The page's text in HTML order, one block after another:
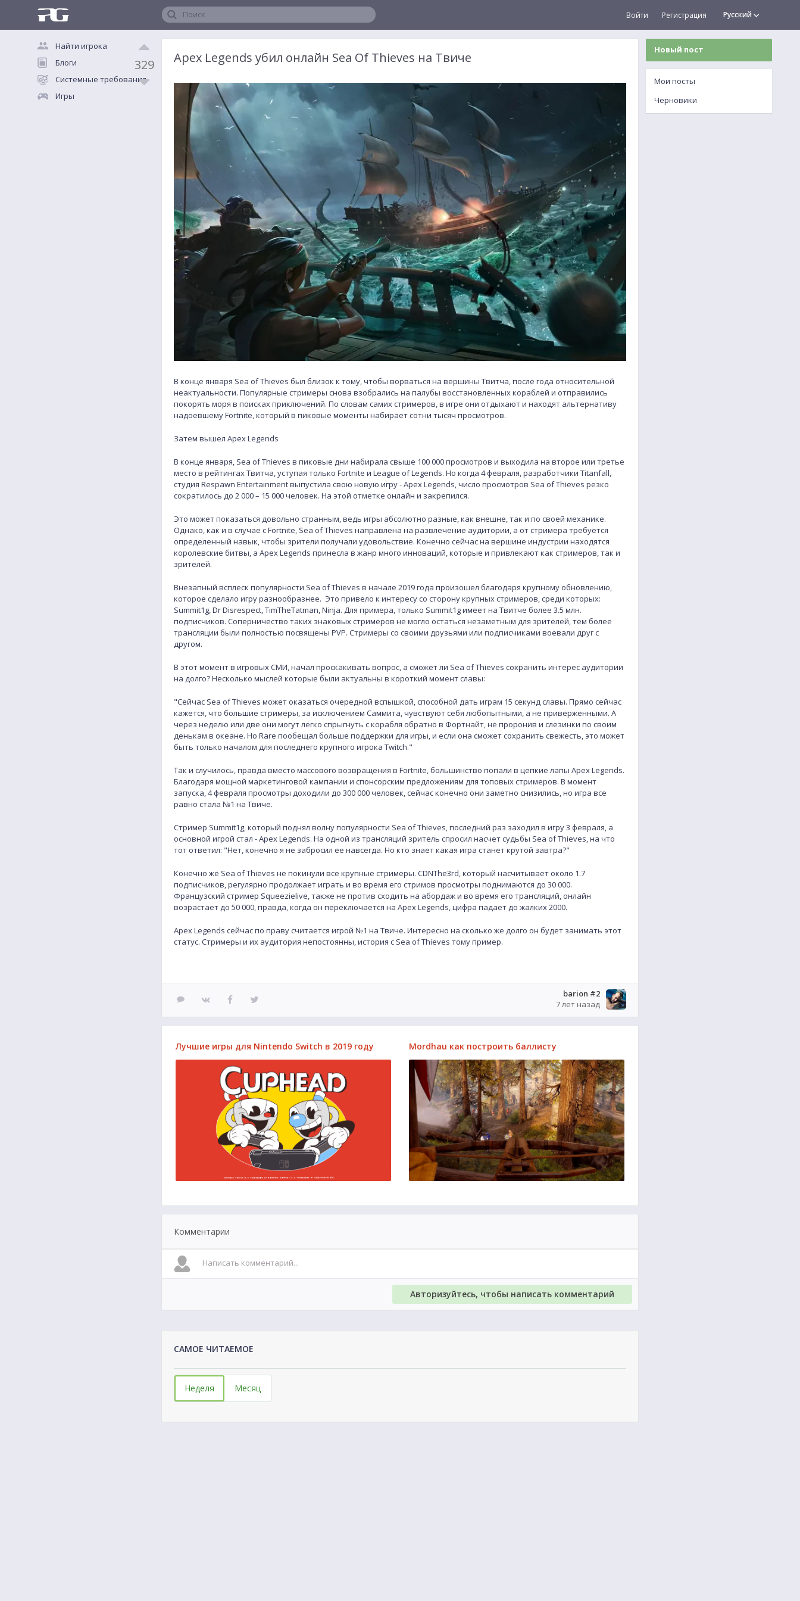
Поиск Русский
Войти Регистрация
Найти игрока
Блоги
Системные требования
Игры
329 Apex Legends убил онлайн Sea Of Thieves на Твиче
В конце января Sea of Thieves был близок к тому, чтобы ворваться на вершины Твитча, после года относительной
неактуальности. Популярные стримеры снова взобрались на палубы восстановленных кораблей и отправились
покорять моря в поисках приключений. По словам самих стримеров, в игре они отдыхают и находят альтернативу
надоевшему Fortnite, который в пиковые моменты набирает сотни тысяч просмотров.
Затем вышел Apex Legends
В конце января, Sea of Thieves в пиковые дни набирала свыше 100 000 просмотров и выходила на второе или третье
место в рейтингах Твитча, уступая только Fortnite и League of Legends. Но когда 4 февраля, разработчики Titanfall,
студия Respawn Entertainment выпустила свою новую игру - Apex Legends, число просмотров Sea of Thieves резко
сократилось до 2 000 – 15 000 человек. На этой отметке онлайн и закрепился.
Это может показаться довольно странным, ведь игры абсолютно разные, как внешне, так и по своей механике.
Однако, как и в случае с Fortnite, Sea of Thieves направлена на развлечение аудитории, а от стримера требуется
определенный навык, чтобы зрители получали удовольствие. Конечно сейчас на вершине индустрии находятся
королевские битвы, а Apex Legends принесла в жанр много инноваций, которые и привлекают как стримеров, так и
зрителей.
Внезапный всплеск популярности Sea of Thieves в начале 2019 года произошел благодаря крупному обновлению,
которое сделало игру разнообразнее. Это привело к интересу со сторону крупных стримеров, среди которых:
Summit1g, Dr Disrespect, TimTheTatman, Ninja. Для примера, только Summit1g имеет на Твитче более 3.5 млн.
подписчиков. Соперничество таких знаковых стримеров не могло остаться незаметным для зрителей, тем более
трансляции были полностью посвящены PVP. Стримеры со своими друзьями или подписчиками воевали друг с
другом.
В этот момент в игровых СМИ, начал проскакивать вопрос, а сможет ли Sea of Thieves сохранить интерес аудитории
на долго? Несколько мыслей которые были актуальны в короткий момент славы:
"Сейчас Sea of Thieves может оказаться очередной вспышкой, способной дать играм 15 секунд славы. Прямо сейчас
кажется, что большие стримеры, за исключением Саммита, чувствуют себя любопытными, а не приверженными. А
через неделю или две они могут легко спрыгнуть с корабля обратно в Фортнайт, не проронив и слезинки по своим
денькам в океане. Но Rare пообещал больше поддержки для игры, и если она сможет сохранить свежесть, это может
быть только началом для последнего крупного игрока Twitch."
Так и случилось, правда вместо массового возвращения в Fortnite, большинство попали в цепкие лапы Apex Legends.
Благодаря мощной маркетинговой кампании и спонсорским предложениям для топовых стримеров. В момент
запуска, 4 февраля просмотры доходили до 300 000 человек, сейчас конечно они заметно снизились, но игра все
равно стала №1 на Твиче.
Стример Summit1g, который поднял волну популярности Sea of Thieves, последний раз заходил в игру 3 февраля, а
основной игрой стал - Apex Legends. На одной из трансляций зритель спросил насчет судьбы Sea of Thieves, на что
тот ответил: "Нет, конечно я не забросил ее навсегда. Но кто знает какая игра станет крутой завтра?"
Конечно же Sea of Thieves не покинули все крупные стримеры. CDNThe3rd, который насчитывает около 1.7
подписчиков, регулярно продолжает играть и во время его стримов просмотры поднимаются до 30 000.
Французский стример Squeezielive, также не против сходить на абордаж и во время его трансляций, онлайн
возрастает до 50 000, правда, когда он переключается на Apex Legends, цифра падает до жалких 2000.
Apex Legends сейчас по праву считается игрой №1 на Твиче. Интересно на сколько же долго он будет занимать этот
статус. Стримеры и их аудитория непостоянны, история с Sea of Thieves тому пример.
barion #2
7 лет назад
Лучшие игры для Nintendo Switch в 2019 году Mordhau как построить баллисту
Комментарии
Авторизуйтесь, чтобы написать комментарий
САМОЕ ЧИТАЕМОЕ
Неделя Месяц
Новый пост
Мои посты
Черновики